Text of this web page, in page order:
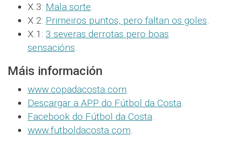
X.3: Mala sorte.
X.2: Primeiros puntos, pero faltan os goles.
X.1: 3 severas derrotas pero boas
sensacións.
Máis información
www.copadacosta.com.
Descargar a APP do Fútbol da Costa.
Facebook do Fútbol da Costa.
www.futboldacosta.com.